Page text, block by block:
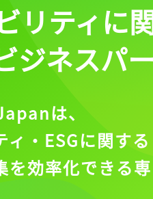
気に入りに
ログインが必
リティに
ジネスパ
は、
・ESGに関する
を効率化できる